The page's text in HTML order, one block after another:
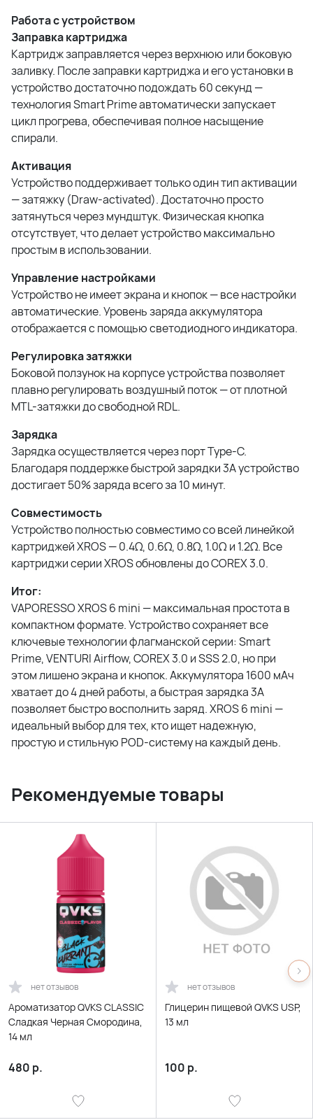
Работа с устройством
Заправка картриджа
Картридж заправляется через верхнюю или боковую
заливку. После заправки картриджа и его установки в
устройство достаточно подождать 60 секунд —
технология Smart Prime автоматически запускает
цикл прогрева, обеспечивая полное насыщение
спирали.
Активация
Устройство поддерживает только один тип активации
— затяжку (Draw-activated). Достаточно просто
затянуться через мундштук. Физическая кнопка
отсутствует, что делает устройство максимально
простым в использовании.
Управление настройками
Устройство не имеет экрана и кнопок — все настройки
автоматические. Уровень заряда аккумулятора
отображается с помощью светодиодного индикатора.
Регулировка затяжки
Боковой ползунок на корпусе устройства позволяет
плавно регулировать воздушный поток — от плотной
MTL-затяжки до свободной RDL.
Зарядка
Зарядка осуществляется через порт Type-C.
Благодаря поддержке быстрой зарядки 3A устройство
достигает 50% заряда всего за 10 минут.
Совместимость
Устройство полностью совместимо со всей линейкой
картриджей XROS — 0.4Ω, 0.6Ω, 0.8Ω, 1.0Ω и 1.2Ω. Все
картриджи серии XROS обновлены до COREX 3.0.
Итог:
VAPORESSO XROS 6 mini — максимальная простота в
компактном формате. Устройство сохраняет все
ключевые технологии флагманской серии: Smart
Prime, VENTURI Airflow, COREX 3.0 и SSS 2.0, но при
этом лишено экрана и кнопок. Аккумулятора 1600 мАч
хватает до 4 дней работы, а быстрая зарядка 3A
позволяет быстро восполнить заряд. XROS 6 mini —
идеальный выбор для тех, кто ищет надежную,
простую и стильную POD-систему на каждый день.
Рекомендуемые товары
нет отзывов
Ароматизатор QVKS CLASSIC
Сладкая Черная Смородина,
14 мл
480 р.
нет отзывов
Глицерин пищевой QVKS USP,
13 мл
100 р.